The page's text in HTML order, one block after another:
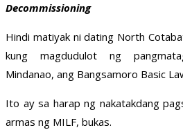
Decommissioning
Hindi matiyak ni dating North
kung magdudulot ng
Mindanao, ang Bangsamoro Basic
Ito ay sa harap ng nakatakdang
armas ng MILF, bukas.